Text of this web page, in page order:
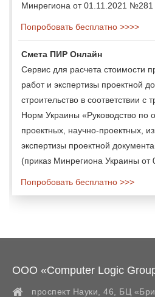
Минрегиона от 01.11.2021 №281
Попробовать бесплатно >>>>
Смета ПИР Онлайн
Сервис для расчета стоимости
работ и экспертизы проектной
строительство в соответствии
Норм Украины «Руководство по
проектных, научно-проектных,
экспертизы проектной
(приказ Минрегиона Украины
Попробовать бесплатно >>>
ООО «Computer Logic
проспект Науки, 46, БЦ